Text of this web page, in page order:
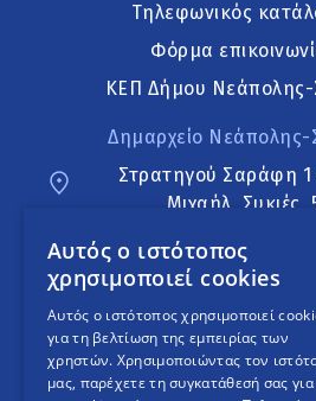
Τηλεφωνικός
Φόρμα
ΚΕΠ Δήμου
Δημαρχείο
Στρατηγού Σαράφη 1
Μιχαήλ, Συκιές,
Ακολουθήστε
English Version
Αυτός ο ιστότοπος
χρησιμοποιεί cookies
Αυτός ο ιστότοπος χρησιμοποιεί
για τη βελτίωση της εμπειρίας των
χρηστών. Χρησιμοποιώντας τον
μας, παρέχετε τη συγκατάθεσή σας